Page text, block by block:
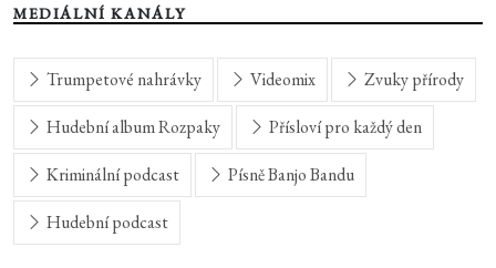
MEDIÁLNÍ KANÁLY
Trumpetové nahrávky Videomix Zvuky přírody
Hudební album Rozpaky Přísloví pro každý den
Kriminální podcast Písně Banjo Bandu
Hudební podcast